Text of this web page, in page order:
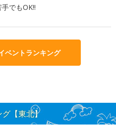
でもOK!!
ベントランキング
【東北】